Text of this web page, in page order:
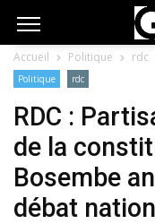
Accueil Politique rdc
Politique rdc
RDC :
de la
Bosembe
débat